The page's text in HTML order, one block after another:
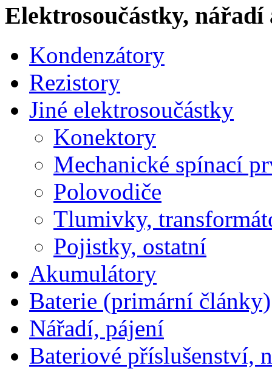
Elektrosoučástky, nářadí
Kondenzátory
Rezistory
Jiné elektrosoučástky
Konektory
Mechanické spínací
Polovodiče
Tlumivky,
Pojistky, ostatní
Akumulátory
Baterie (primární články)
Nářadí, pájení
Bateriové příslušenství,